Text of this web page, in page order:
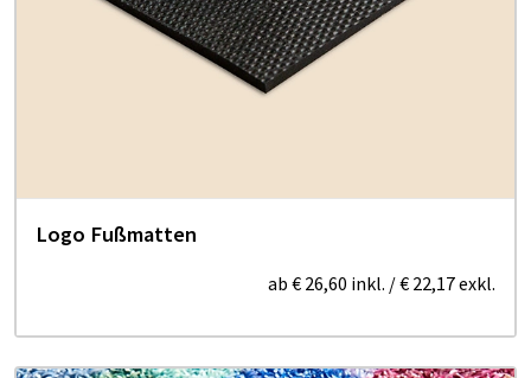
Logo Fußmatten
ab € 26,60 inkl. /€ 22,17exkl.